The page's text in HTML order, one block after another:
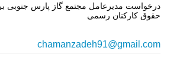
درخواست مدیرعامل مجتمع گاز پارس
حقوق کارکنان رسمی
chamanzadeh91@gmail.com